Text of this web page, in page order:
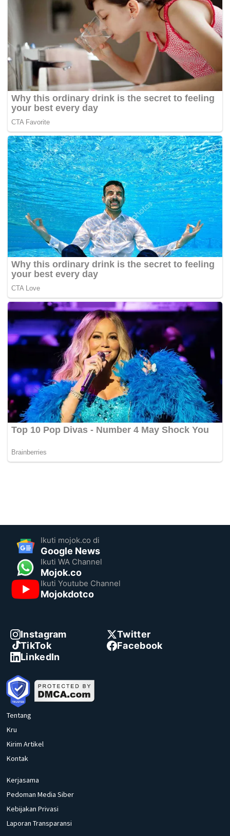
Ikuti mojok.co di
Google News
Ikuti WA Channel
Mojok.co
Ikuti Youtube Channel
Mojokdotco
Instagram
Twitter
TikTok
Facebook
LinkedIn
Tentang
Kru
Kirim Artikel
Kontak
Kerjasama
Pedoman Media Siber
Kebijakan Privasi
Laporan Transparansi